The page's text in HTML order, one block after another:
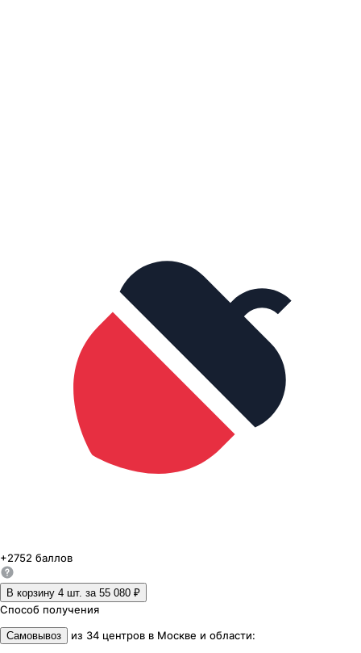
+2752 баллов
В корзину 4 шт. за 55 080 ₽
Способ получения
Самовывоз из 34 центров в Москве и области: